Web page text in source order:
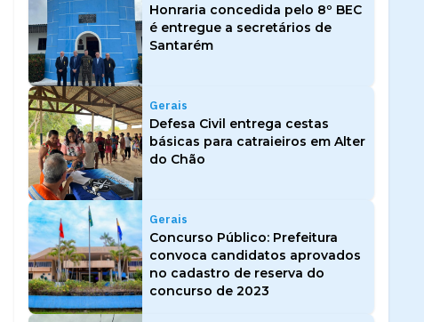
Honraria concedida pelo 8º BEC
é entregue a secretários de
Santarém
Gerais
Defesa Civil entrega cestas
básicas para catraieiros em Alter
do Chão
Gerais
Concurso Público: Prefeitura
convoca candidatos aprovados
no cadastro de reserva do
concurso de 2023